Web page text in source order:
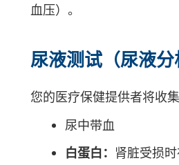
血压）。
尿液测试（尿液分
您的医疗保健提供者将收
尿中带血
白蛋白： 肾脏受损